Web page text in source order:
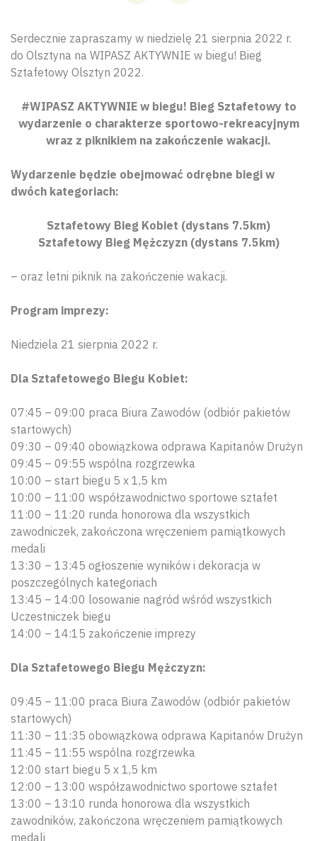
Serdecznie zapraszamy w niedzielę 21 sierpnia 2022 r.
do Olsztyna na WIPASZ AKTYWNIE w biegu! Bieg
Sztafetowy Olsztyn 2022.
#WIPASZ AKTYWNIE w biegu! Bieg Sztafetowy to
wydarzenie o charakterze sportowo-rekreacyjnym
wraz z piknikiem na zakończenie wakacji.
Wydarzenie będzie obejmować odrębne biegi w
dwóch kategoriach:
Sztafetowy Bieg Kobiet (dystans 7.5km)
Sztafetowy Bieg Mężczyzn (dystans 7.5km)
– oraz letni piknik na zakończenie wakacji.
Program imprezy:
Niedziela 21 sierpnia 2022 r.
Dla Sztafetowego Biegu Kobiet:
07:45 – 09:00 praca Biura Zawodów (odbiór pakietów
startowych)
09:30 – 09:40 obowiązkowa odprawa Kapitanów Drużyn
09:45 – 09:55 wspólna rozgrzewka
10:00 – start biegu 5 x 1,5 km
10:00 – 11:00 współzawodnictwo sportowe sztafet
11:00 – 11:20 runda honorowa dla wszystkich
zawodniczek, zakończona wręczeniem pamiątkowych
medali
13:30 – 13:45 ogłoszenie wyników i dekoracja w
poszczególnych kategoriach
13:45 – 14:00 losowanie nagród wśród wszystkich
Uczestniczek biegu
14:00 – 14:15 zakończenie imprezy
Dla Sztafetowego Biegu Mężczyzn:
09:45 – 11:00 praca Biura Zawodów (odbiór pakietów
startowych)
11:30 – 11:35 obowiązkowa odprawa Kapitanów Drużyn
11:45 – 11:55 wspólna rozgrzewka
12:00 start biegu 5 x 1,5 km
12:00 – 13:00 współzawodnictwo sportowe sztafet
13:00 – 13:10 runda honorowa dla wszystkich
zawodników, zakończona wręczeniem pamiątkowych
medali